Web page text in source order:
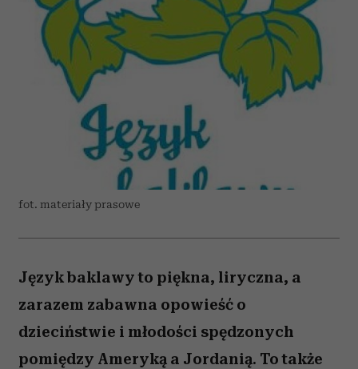
fot. materiały prasowe
Język baklawy to piękna, liryczna, a
zarazem zabawna opowieść o
dzieciństwie i młodości spędzonych
pomiędzy Ameryką a Jordanią. To także